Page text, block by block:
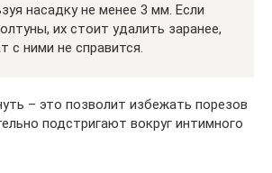
насадку не менее 3 мм. Если
их стоит удалить заранее,
с ними не справится.
– это позволит избежать порезов
подстригают вокруг интимного